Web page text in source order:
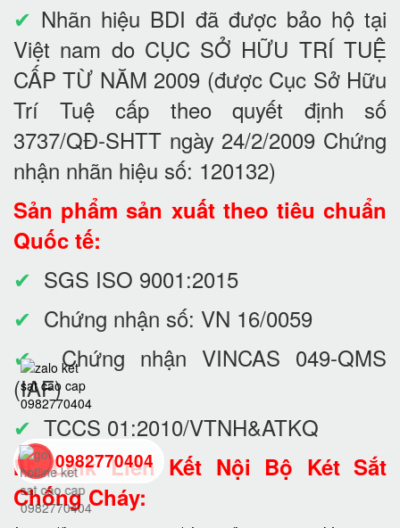
✔ Nhãn hiệu BDI đã được bảo hộ tại
Việt nam do CỤC SỞ HỮU TRÍ TUỆ
CẤP TỪ NĂM 2009 (được Cục Sở Hữu
Trí Tuệ cấp theo quyết định số
3737/QĐ-SHTT ngày 24/2/2009 Chứng
nhận nhãn hiệu số: 120132)
Sản phẩm sản xuất theo tiêu chuẩn
Quốc tế:
✔ SGS ISO 9001:2015
✔ Chứng nhận số: VN 16/0059
✔Chứng nhận VINCAS 049-QMS
(IAF)
✔ TCCS 01:2010/VTNH&ATKQ
III. Link Liên Kết Nội Bộ Két Sắt
Chống Cháy:
0982770404